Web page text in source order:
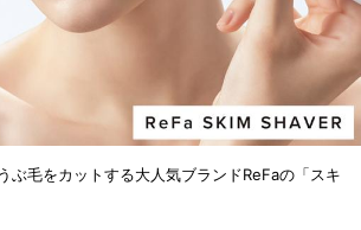
ぶ毛をカットする大人気ブランドReFaの「スキ